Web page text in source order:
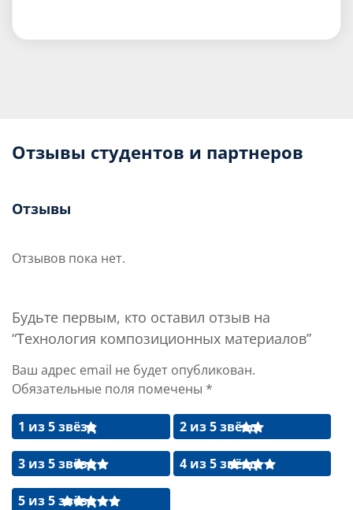
Отзывы студентов и партнеров
Отзывы
Отзывов пока нет.
Будьте первым, кто оставил отзыв на
“Технология композиционных материалов”
Ваш адрес email не будет опубликован.
Обязательные поля помечены *
1 из 5 звёзд 2 из 5 звёзд
3 из 5 звёзд 4 из 5 звёзд
5 из 5 звёзд